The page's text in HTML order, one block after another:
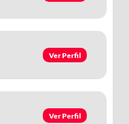
Ver Perfil
Ver Perfil